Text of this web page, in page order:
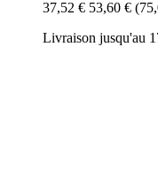
37,52 € 53,60 €
Livraison jusqu'au